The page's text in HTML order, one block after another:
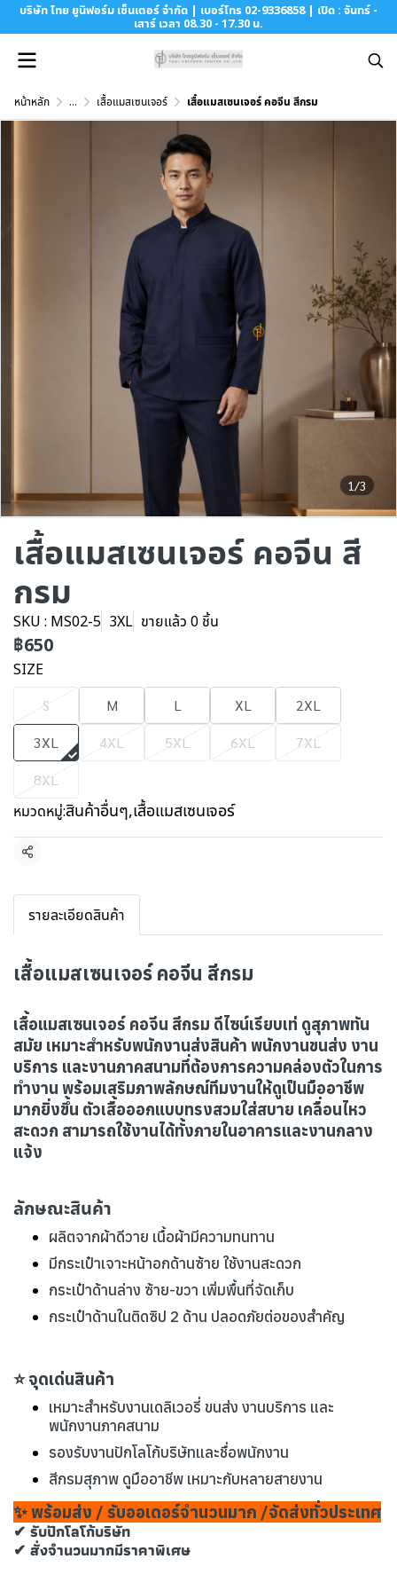
บริษัท ไทย ยูนิฟอร์ม เซ็นเตอร์ จำกัด | เบอร์โทร 02-9336858 | เปิด : จันทร์ -
เสาร์ เวลา 08.30 - 17.30 น.
หน้าหลัก ... เสื้อแมสเซนเจอร์ เสื้อแมสเซนเจอร์ คอจีน สีกรม
1/3
เสื้อแมสเซนเจอร์ คอจีน สี
กรม
SKU : MS02-5 3XL ขายแล้ว 0 ชิ้น
฿650
SIZE
S M L XL
2XL
3XL
4XL 5XL 6XL
7XL
8XL
หมวดหมู่:สินค้าอื่นๆ,เสื้อแมสเซนเจอร์
แชร์
รายละเอียดสินค้า
เสื้อแมสเซนเจอร์ คอจีน สีกรม
เสื้อแมสเซนเจอร์ คอจีน สีกรม ดีไซน์เรียบเท่ ดูสุภาพทัน
สมัย เหมาะสำหรับพนักงานส่งสินค้า พนักงานขนส่ง งาน
บริการ และงานภาคสนามที่ต้องการความคล่องตัวในการ
ทำงาน พร้อมเสริมภาพลักษณ์ทีมงานให้ดูเป็นมืออาชีพ
มากยิ่งขึ้น ตัวเสื้อออกแบบทรงสวมใส่สบาย เคลื่อนไหว
สะดวก สามารถใช้งานได้ทั้งภายในอาคารและงานกลาง
แจ้ง
ลักษณะสินค้า
ผลิตจากผ้าดีวาย เนื้อผ้ามีความทนทาน
มีกระเป๋าเจาะหน้าอกด้านซ้าย ใช้งานสะดวก
กระเป๋าด้านล่าง ซ้าย-ขวา เพิ่มพื้นที่จัดเก็บ
กระเป๋าด้านในติดซิป 2 ด้าน ปลอดภัยต่อของสำคัญ
⭐ จุดเด่นสินค้า
เหมาะสำหรับงานเดลิเวอรี่ ขนส่ง งานบริการ และ
พนักงานภาคสนาม
รองรับงานปักโลโก้บริษัทและชื่อพนักงาน
สีกรมสุภาพ ดูมืออาชีพ เหมาะกับหลายสายงาน
✨ พร้อมส่ง / รับออเดอร์จำนวนมาก /จัดส่งทั่วประเทศ
✔ รับปักโลโก้บริษัท
✔ สั่งจำนวนมากมีราคาพิเศษ